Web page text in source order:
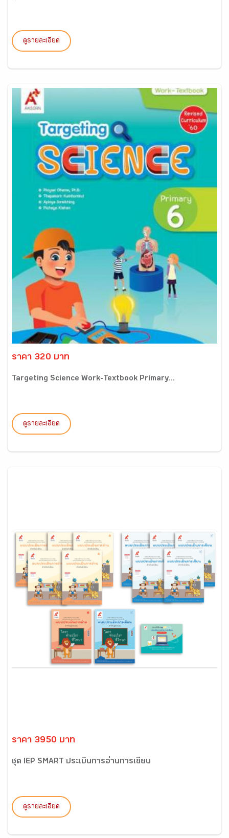
ดูรายละเอียด
ราคา 320 บาท
Targeting Science Work-Textbook Primary...
ดูรายละเอียด
ราคา 3950 บาท
ชุด IEP SMART ประเมินการอ่านการเขียน
ดูรายละเอียด